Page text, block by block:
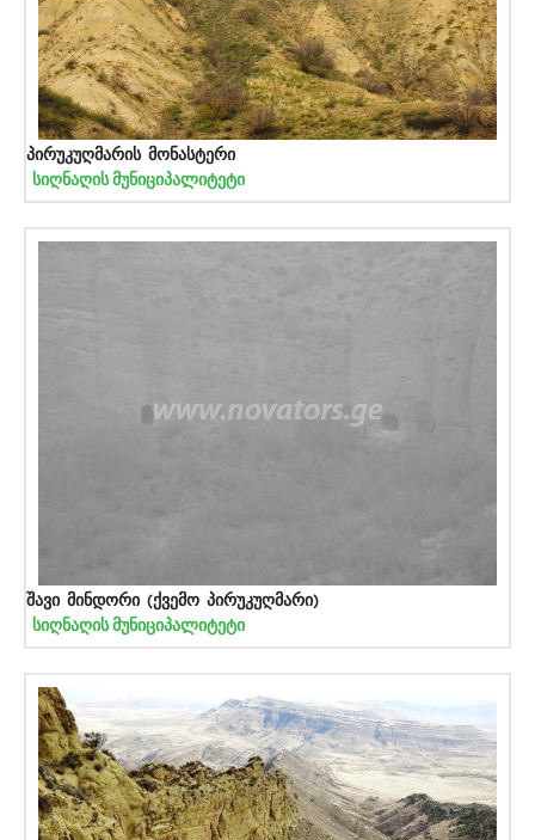
პირუკუღმარის მონასტერი
სიღნაღის მუნიციპალიტეტი
შავი მინდორი (ქვემო პირუკუღმარი)
სიღნაღის მუნიციპალიტეტი